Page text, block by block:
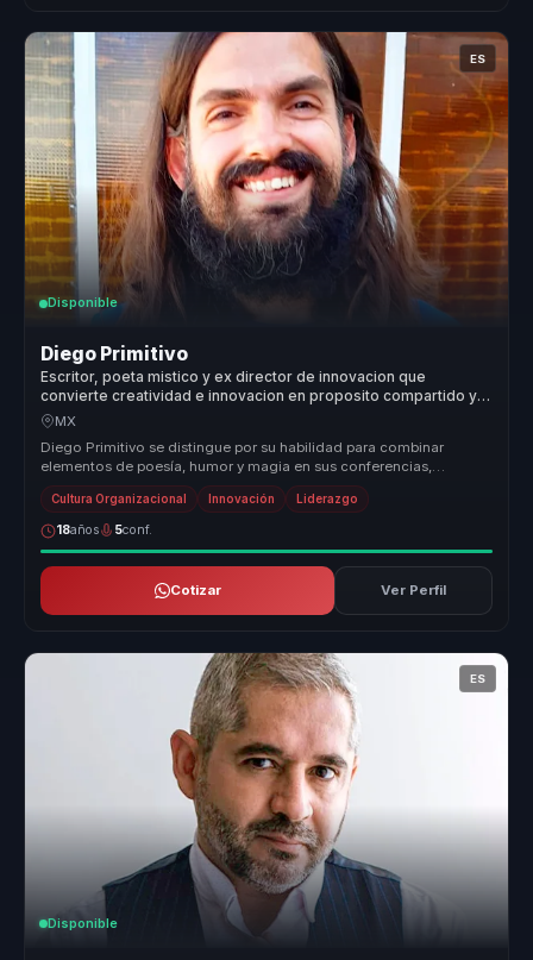
ES
Disponible
Diego Primitivo
Escritor, poeta mistico y ex director de innovacion que
convierte creatividad e innovacion en proposito compartido y
cohesion para organizaciones y equipos.
MX
Diego Primitivo se distingue por su habilidad para combinar
elementos de poesía, humor y magia en sus conferencias,
creando experiencias ...
Cultura Organizacional Innovación Liderazgo
18años 5conf.
Cotizar Ver Perfil
ES
Disponible